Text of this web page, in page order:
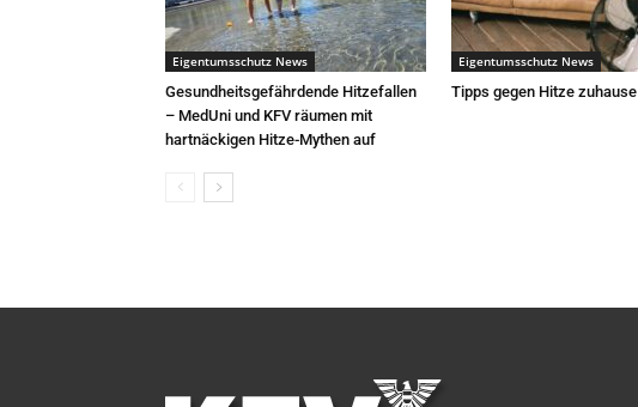
Eigentumsschutz News
Gesundheitsgefährdende Hitzefallen
– MedUni und KFV räumen mit
hartnäckigen Hitze-Mythen auf
Eigentumsschutz News
Tipps gegen Hitze zuhause